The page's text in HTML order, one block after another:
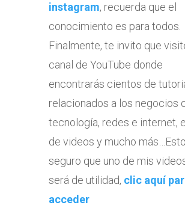
instagram, recuerda que el
conocimiento es para todos.
Finalmente, te invito que
canal de YouTube donde
encontrarás cientos de
relacionados a los negocios
tecnología, redes e internet,
de videos y mucho
seguro que uno de mis
será de utilidad, clic aquí
acceder